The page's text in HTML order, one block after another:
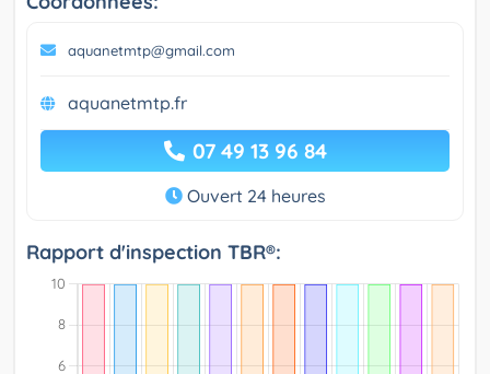
aquanetmtp@gmail.com
aquanetmtp.fr
07 49 13 96 84
Ouvert 24 heures
Rapport d'inspection TBR®: